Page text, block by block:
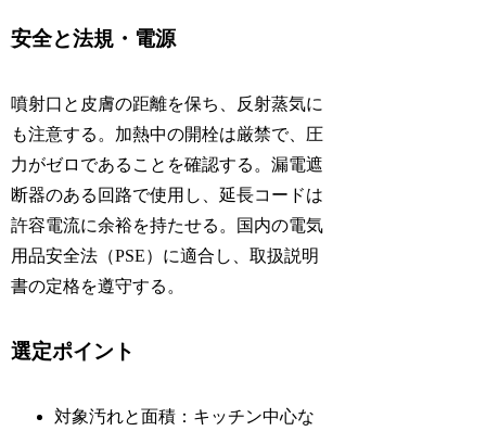
安全と法規・電源
噴射口と皮膚の距離を保ち、反射蒸気に
も注意する。加熱中の開栓は厳禁で、圧
力がゼロであることを確認する。漏電遮
断器のある回路で使用し、延長コードは
許容電流に余裕を持たせる。国内の電気
用品安全法（PSE）に適合し、取扱説明
書の定格を遵守する。
選定ポイント
対象汚れと面積：キッチン中心な